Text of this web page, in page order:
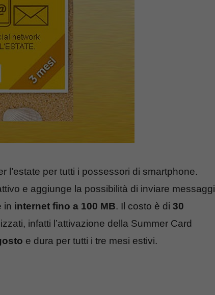
l’estate per tutti i possessori di smartphone.
e aggiunge la possibilità di inviare messaggi
in internet fino a 100 MB. Il costo è di 30
infatti l’attivazione della Summer Card
e dura per tutti i tre mesi estivi.